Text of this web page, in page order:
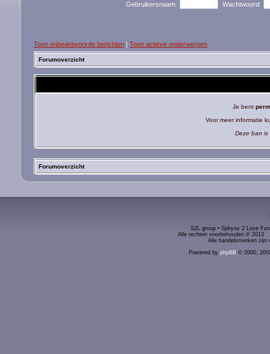
Gebruikersnaam: Wachtwoord:
Toon onbeantwoorde berichten | Toon actieve onderwerpen
Forumoverzicht
Je bent
Voor meer informatie
Deze ban is
Forumoverzicht
S2L group • Sphynx 2 Love
Alle rechten voorbehouden ©
Alle handelsmerken zijn
Powered by phpBB© 2000,